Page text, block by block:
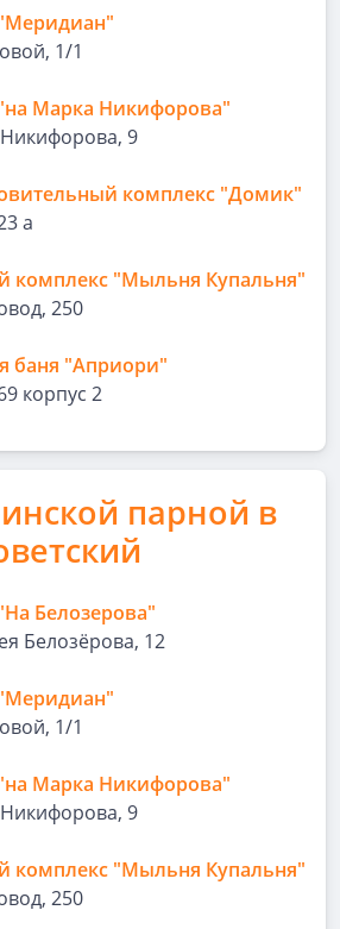
1/1
Марка Никифорова"
9
комплекс "Домик"
а
комплекс "Мыльня Купальня"
250
баня "Априори"
корпус 2
парной в
Белозерова"
Белозёрова, 12
1/1
Марка Никифорова"
9
комплекс "Мыльня Купальня"
250